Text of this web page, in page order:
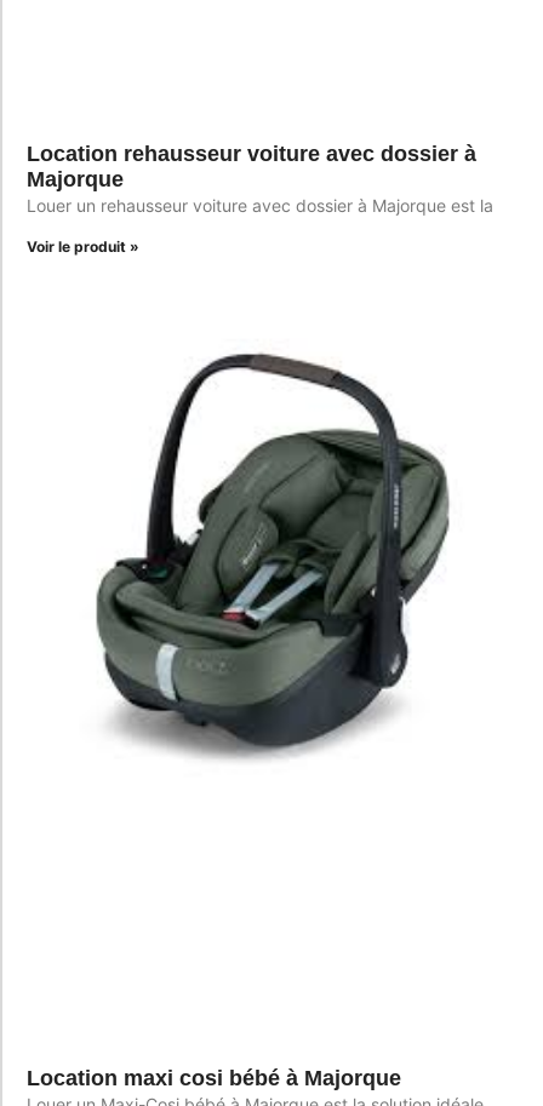
Location rehausseur voiture avec dossier à
Majorque
Louer un rehausseur voiture avec dossier à Majorque est la
Voir le produit »
Location maxi cosi bébé à Majorque